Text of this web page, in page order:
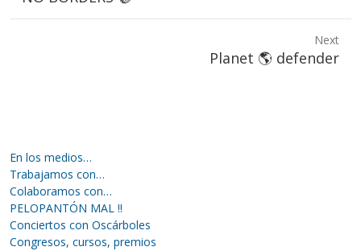
post:
Next
Planet 🌎 defender
En los medios…
Trabajamos con…
Colaboramos con…
PELOPANTÓN MAL !!
Conciertos con Oscárboles
Congresos, cursos, premios